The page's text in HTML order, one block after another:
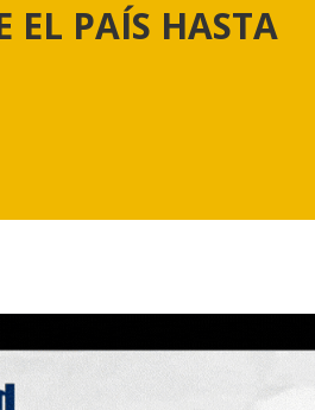
EL PAÍS HASTA